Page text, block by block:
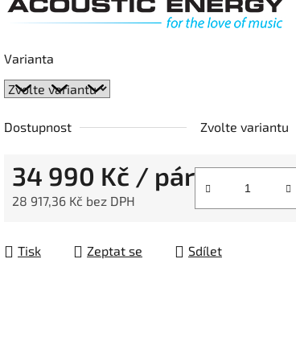
Varianta
Dostupnost Zvolte variantu
34 990 Kč / pár
28 917,36 Kč bez DPH
Tisk Zeptat se Sdílet